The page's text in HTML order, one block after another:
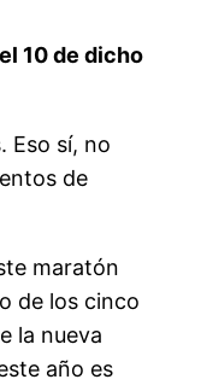
10 de dicho
Eso sí, no
de
maratón
de los cinco
la nueva
año es